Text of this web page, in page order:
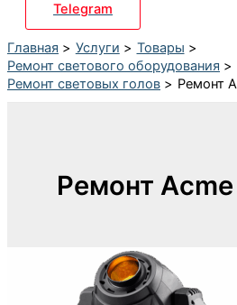
Telegram
Главная Услуги
Товары
Ремонт светового оборудования
Ремонт световых голов
Ремонт
Ремонт